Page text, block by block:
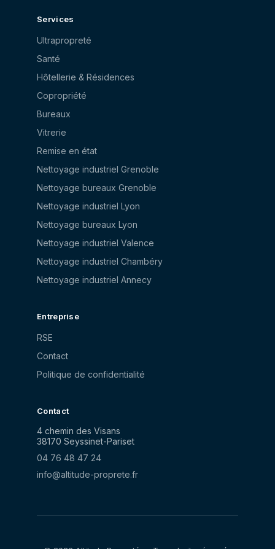
Services
Ultrapropreté
Santé
Hôtellerie & Résidences
Copropriété
Bureaux
Vitrerie
Remise en état
Nettoyage industriel Grenoble
Nettoyage bureaux Grenoble
Nettoyage industriel Lyon
Nettoyage bureaux Lyon
Nettoyage industriel Valence
Nettoyage industriel Chambéry
Nettoyage industriel Annecy
Entreprise
RSE
Contact
Politique de confidentialité
Contact
4 chemin des Visans
38170 Seyssinet-Pariset
04 76 48 47 24
info@altitude-proprete.fr